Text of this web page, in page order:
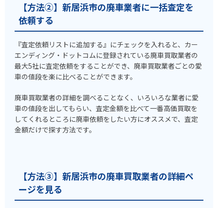
【方法②】新居浜市の廃車業者に一括査定を
依頼する
『査定依頼リストに追加する』にチェックを入れると、カー
エンディング・ドットコムに登録されている廃車買取業者の
最大5社に査定依頼をすることができ、廃車買取業者ごとの愛
車の値段を楽に比べることができます。
廃車買取業者の詳細を調べることなく、いろいろな業者に愛
車の値段を出してもらい、査定金額を比べて一番高価買取を
してくれるところに廃車依頼をしたい方にオススメで、査定
金額だけで探す方法です。
【方法③】新居浜市の廃車買取業者の詳細ペ
ージを見る